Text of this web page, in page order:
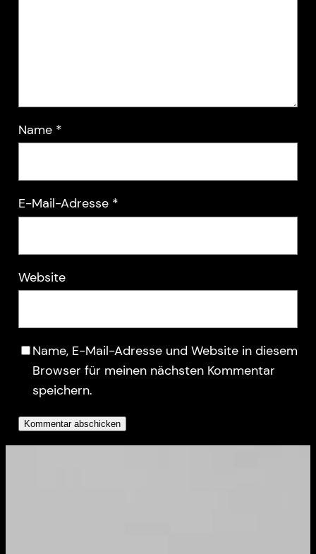
Name *
E-Mail-Adresse *
Website
Name, E-Mail-Adresse und Website in diesem
Browser für meinen nächsten Kommentar
speichern.